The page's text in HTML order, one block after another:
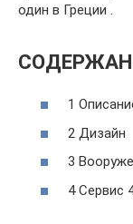
один в Греции .
1
2 Дизайн
3
4 Сервис